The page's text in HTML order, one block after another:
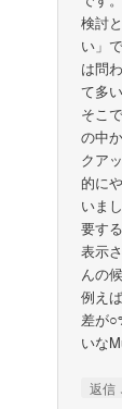
検討
い」
は問
て多
そこ
の中
クア
的に
いまし
要す
表示
んの
例え
差が
いな
返信